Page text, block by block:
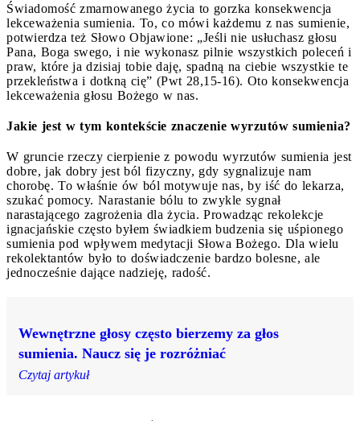
Świadomość zmarnowanego życia to gorzka konsekwencja
lekceważenia sumienia. To, co mówi każdemu z nas sumienie,
potwierdza też Słowo Objawione: „Jeśli nie usłuchasz głosu
Pana, Boga swego, i nie wykonasz pilnie wszystkich poleceń i
praw, które ja dzisiaj tobie daję, spadną na ciebie wszystkie te
przekleństwa i dotkną cię” (Pwt 28,15-16). Oto konsekwencja
lekceważenia głosu Bożego w nas.
Jakie jest w tym kontekście znaczenie wyrzutów sumienia?
W gruncie rzeczy cierpienie z powodu wyrzutów sumienia jest
dobre, jak dobry jest ból fizyczny, gdy sygnalizuje nam
chorobę. To właśnie ów ból motywuje nas, by iść do lekarza,
szukać pomocy. Narastanie bólu to zwykle sygnał
narastającego zagrożenia dla życia. Prowadząc rekolekcje
ignacjańskie często byłem świadkiem budzenia się uśpionego
sumienia pod wpływem medytacji Słowa Bożego. Dla wielu
rekolektantów było to doświadczenie bardzo bolesne, ale
jednocześnie dające nadzieję, radość.
Wewnętrzne głosy często bierzemy za głos
sumienia. Naucz się je rozróżniać
Czytaj artykuł